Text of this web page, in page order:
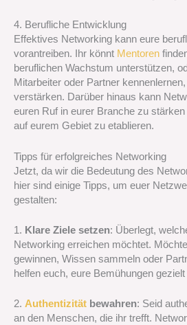
4. Berufliche Entwicklung
Effektives Networking kann eure
vorantreiben. Ihr könnt Mentoren
beruflichen Wachstum unterstützen,
Mitarbeiter oder Partner
verstärken. Darüber hinaus kann
euren Ruf in eurer Branche zu
auf eurem Gebiet zu etablieren.
Tipps für erfolgreiches Networking
Jetzt, da wir die Bedeutung des
hier sind einige Tipps, um euer
gestalten:
1. Klare Ziele setzen: Überlegt,
Networking erreichen möchtet.
gewinnen, Wissen sammeln oder
helfen euch, eure Bemühungen
2. Authentizität bewahren: Seid
an den Menschen, die ihr trefft.